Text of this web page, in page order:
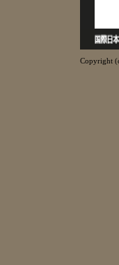
Copyright